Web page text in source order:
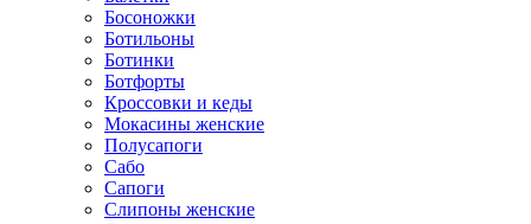
Босоножки
Ботильоны
Ботинки
Ботфорты
Кроссовки и кеды
Мокасины женские
Полусапоги
Сабо
Сапоги
Слипоны женские